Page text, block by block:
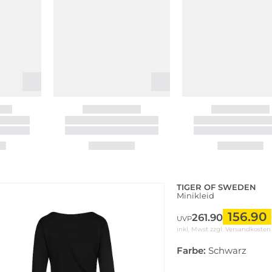
TIGER OF SWEDEN
Minikleid
UVP261.90 156.90
inkl. Mwst zzgl. Versandkosten
Farbe: Schwarz